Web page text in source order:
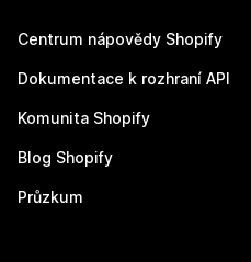
Centrum nápovědy Shopify
Dokumentace k rozhraní API
Komunita Shopify
Blog Shopify
Průzkum